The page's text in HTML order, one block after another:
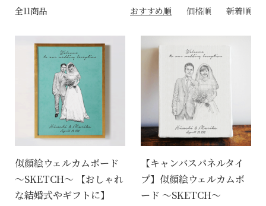
全11商品 おすすめ順 価格順 新着順
似顔絵ウェルカムボード
～SKETCH～ 【おしゃれ
な結婚式やギフトに】
【キャンバスパネルタイ
プ】似顔絵ウェルカムボ
ード ～SKETCH～